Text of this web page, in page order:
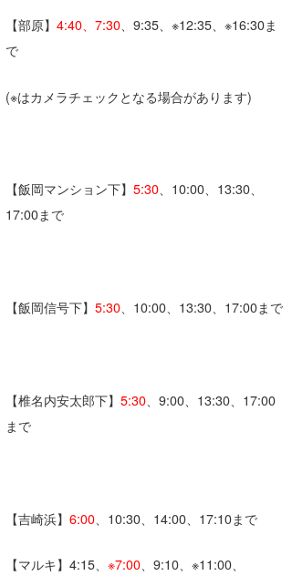
【部原】4:40、7:30 、9:35、※12:35、※16:30ま
で
(※はカメラチェックとなる場合があります)
【飯岡マンション下】5:30、10:00、13:30、
17:00まで
【飯岡信号下】5:30、10:00、13:30、17:00まで
【椎名内安太郎下】5:30 、9:00、13:30、17:00
まで
【吉崎浜】6:00 、10:30、14:00、17:10まで
【マルキ】4:15、※7:00、9:10、※11:00、